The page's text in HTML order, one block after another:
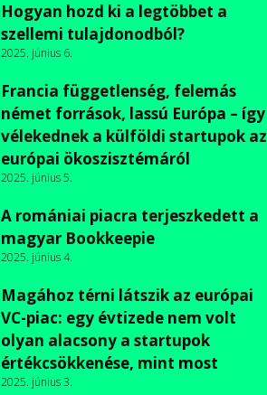
Hogyan hozd ki a legtöbbet a
szellemi tulajdonodból?
2025. június 6.
Francia függetlenség, felemás
német források, lassú Európa – így
vélekednek a külföldi startupok az
európai ökoszisztémáról
2025. június 5.
A romániai piacra terjeszkedett a
magyar Bookkeepie
2025. június 4.
Magához térni látszik az európai
VC-piac: egy évtizede nem volt
olyan alacsony a startupok
értékcsökkenése, mint most
2025. június 3.